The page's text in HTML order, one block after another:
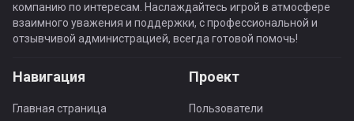
компанию по интересам. Наслаждайтесь игрой в атмосфере
взаимного уважения и поддержки, с профессиональной и
отзывчивой администрацией, всегда готовой помочь!
Навигация
Главная страница
Проект
Пользователи